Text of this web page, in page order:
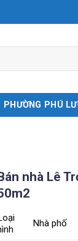
PHƯỜNG PHÚ
nhà Lê
Nhà phố